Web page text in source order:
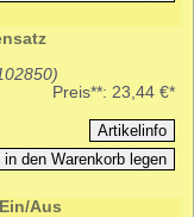
Preis**: 23,44 €*
Aus